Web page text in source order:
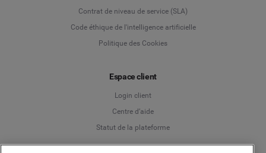
Contrat de niveau de service (SLA)
Code éthique de l'intelligence artificielle
Politique des Cookies
Espace client
Login client
Centre d’aide
Statut de la plateforme